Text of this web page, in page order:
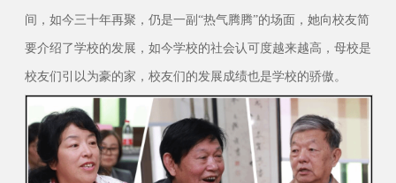
间，如今三十年再聚，仍是一副“热气腾腾”的场面，她向校友简
要介绍了学校的发展，如今学校的社会认可度越来越高，母校是
校友们引以为豪的家，校友们的发展成绩也是学校的骄傲。